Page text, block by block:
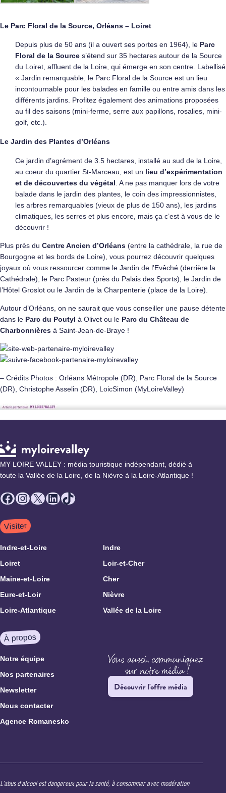
Le Parc Floral de la Source, Orléans – Loiret
Depuis plus de 50 ans (il a ouvert ses portes en 1964), le Parc
Floral de la Source s’étend sur 35 hectares autour de la Source
du Loiret, affluent de la Loire, qui émerge en son centre. Labellisé
« Jardin remarquable, le Parc Floral de la Source est un lieu
incontournable pour les balades en famille ou entre amis dans les
différents jardins. Profitez également des animations proposées
au fil des saisons (mini-ferme, serre aux papillons, rosalies, mini-
golf, etc.).
Le Jardin des Plantes d’Orléans
Ce jardin d’agrément de 3.5 hectares, installé au sud de la Loire,
au coeur du quartier St-Marceau, est un lieu d’expérimentation
et de découvertes du végétal . A ne pas manquer lors de votre
balade dans le jardin des plantes, le coin des impressionnistes,
les arbres remarquables (vieux de plus de 150 ans), les jardins
climatiques, les serres et plus encore, mais ça c’est à vous de le
découvrir !
Plus près du Centre Ancien d’Orléans (entre la cathédrale, la rue de
Bourgogne et les bords de Loire), vous pourrez découvrir quelques
joyaux où vous ressourcer comme le Jardin de l’Evêché (derrière la
Cathédrale), le Parc Pasteur (près du Palais des Sports), le Jardin de
l’Hôtel Groslot ou le Jardin de la Charpenterie (place de la Loire).
Autour d’Orléans, on ne saurait que vous conseiller une pause détente
dans le Parc du Poutyl à Olivet ou le Parc du Château de
Charbonnières à Saint-Jean-de-Braye !
– Crédits Photos : Orléans Métropole (DR), Parc Floral de la Source
(DR), Christophe Asselin (DR), LoicSimon (MyLoireValley)
MY LOIRE VALLEY : média touristique indépendant, dédié à
toute la Vallée de la Loire, de la Nièvre à la Loire-Atlantique !
Facebook
Instagram
X LinkedIn
TikTok
Visiter
Indre-et-Loire
Indre
Loiret
Loir-et-Cher
Maine-et-Loire
Cher
Eure-et-Loir
Nièvre
Loire-Atlantique
Vallée de la Loire
À propos
Notre équipe
Nos partenaires
Newsletter
Nous contacter
Agence Romanesko
Découvrir l'offre média
L’abus d’alcool est dangereux pour la santé, à consommer avec modération